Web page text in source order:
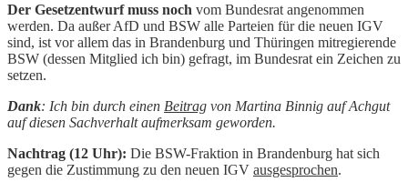
Der Gesetzentwurf muss noch vom Bundesrat angenommen
werden. Da außer AfD und BSW alle Parteien für die neuen IGV
sind, ist vor allem das in Brandenburg und Thüringen mitregierende
BSW (dessen Mitglied ich bin) gefragt, im Bundesrat ein Zeichen zu
setzen.
Dank: Ich bin durch einen Beitrag von Martina Binnig auf Achgut
auf diesen Sachverhalt aufmerksam geworden.
Nachtrag (12 Uhr): Die BSW-Fraktion in Brandenburg hat sich
gegen die Zustimmung zu den neuen IGV ausgesprochen.